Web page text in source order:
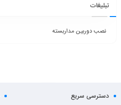
تبلیغات
نصب دوربین مداربسته
دسترسی سریع